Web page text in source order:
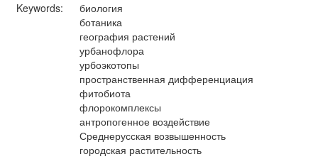
Keywords:
биология
ботаника
география растений
урбанофлора
урбоэкотопы
пространственная дифференциация
фитобиота
флорокомплексы
антропогенное воздействие
Среднерусская возвышенность
городская растительность